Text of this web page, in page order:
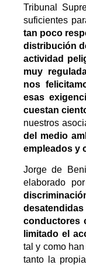
Tribunal
suficientes
tan poco
distribución
actividad
muy
nos
esas
cuestan
nuestros
del medio
empleados y
Jorge de
elaborado
desatendidas
conductores
limitado el
tal y como
tanto la